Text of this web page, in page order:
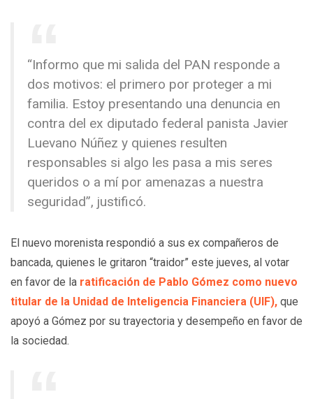
“Informo que mi salida del PAN responde a
dos motivos: el primero por proteger a mi
familia. Estoy presentando una denuncia en
contra del ex diputado federal panista Javier
Luevano Núñez y quienes resulten
responsables si algo les pasa a mis seres
queridos o a mí por amenazas a nuestra
seguridad”, justificó.
El nuevo morenista respondió a sus ex compañeros de
bancada, quienes le gritaron “traidor” este jueves, al votar
en favor de la ratificación de Pablo Gómez como nuevo
titular de la Unidad de Inteligencia Financiera (UIF), que
apoyó a Gómez por su trayectoria y desempeño en favor de
la sociedad.